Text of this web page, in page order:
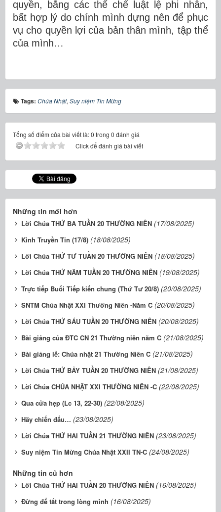
quyền, bằng các thể chế luật lệ phi nhân,
bất hợp lý do chính mình dựng nên để phục
vụ cho quyền lợi của bản thân mình, tập thể
của mình…
Tags: Chúa Nhật, Suy niệm Tin Mừng
Tổng số điểm của bài viết là: 0 trong 0 đánh giá
Click để đánh giá bài viết
Những tin mới hơn
Lời Chúa THỨ BA TUẦN 20 THƯỜNG NIÊN (17/08/2025)
Kinh Truyền Tin (17/8) (18/08/2025)
Lời Chúa THỨ TƯ TUẦN 20 THƯỜNG NIÊN (18/08/2025)
Lời Chúa THỨ NĂM TUẦN 20 THƯỜNG NIÊN (19/08/2025)
Trực tiếp Buổi Tiếp kiến chung (Thứ Tư 20/8) (20/08/2025)
SNTM Chúa Nhật XXI Thường Niên -Năm C (20/08/2025)
Lời Chúa THỨ SÁU TUẦN 20 THƯỜNG NIÊN (20/08/2025)
Bài giảng của ĐTC CN 21 Thường niên năm C (21/08/2025)
Bài giảng lễ: Chúa nhật 21 Thường Niên C (21/08/2025)
Lời Chúa THỨ BẢY TUẦN 20 THƯỜNG NIÊN (21/08/2025)
Lời Chúa CHÚA NHẬT XXI THƯỜNG NIÊN -C (22/08/2025)
Qua cửa hẹp (Lc 13, 22-30) (22/08/2025)
Hãy chiến đấu… (23/08/2025)
Lời Chúa THỨ HAI TUẦN 21 THƯỜNG NIÊN (23/08/2025)
Suy niệm Tin Mừng Chúa Nhật XXII TN-C (24/08/2025)
Những tin cũ hơn
Lời Chúa THỨ HAI TUẦN 20 THƯỜNG NIÊN (16/08/2025)
Đừng để tắt trong lòng mình (16/08/2025)